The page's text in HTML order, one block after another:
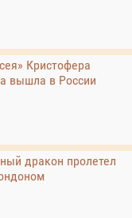
Кристофера
вышла в России
дракон пролетел